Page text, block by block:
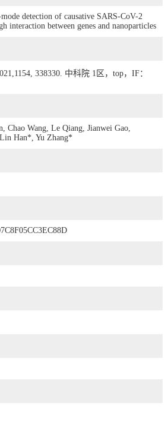
detection of causative SARS-CoV-2
interaction between genes and nanoparticles
338330. 中科院 1区，top，IF：
Chao Wang, Le Qiang, Jianwei Gao,
Han*, Yu Zhang*